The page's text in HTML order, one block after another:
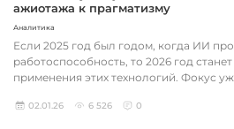
ажиотажа к прагматизму
Аналитика
Если 2025 год был годом, когда ИИ
работоспособность, то 2026 год
применения этих технологий. Фокус уже
02.01.26 6 526 0